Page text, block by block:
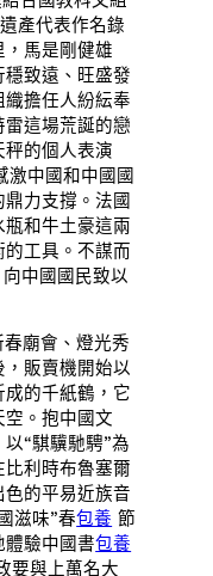
遺產代表作名錄
馬是剛健雄
致遠、旺盛發
擔任人紛紜奉
雷這場荒誕的戀
的個人表演
中國和中國國
力支撐。法國
和牛土豪這兩
工具。不謀而
中國國民致以
廟會、燈光秀
販賣機開始以
的千紙鶴，它
空。抱中國文
“騏驥馳騁”為
利時布魯塞爾
的平易近族音
滋味”春包養 節
體驗中國書包養
要與上萬名大